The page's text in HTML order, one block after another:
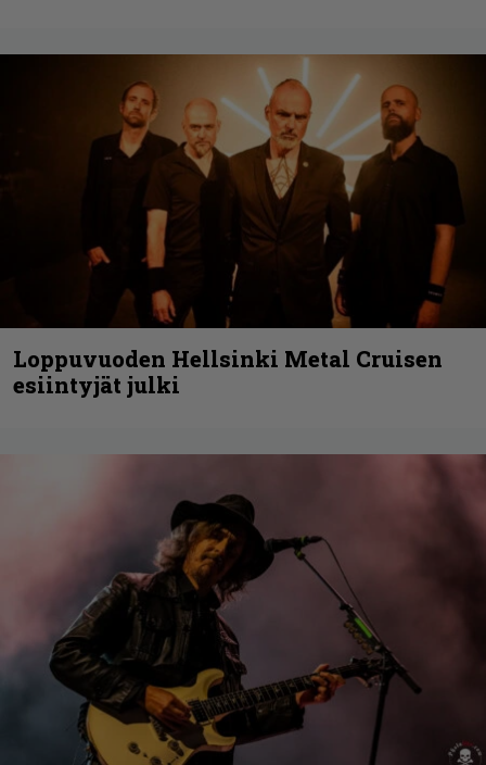
Loppuvuoden Hellsinki Metal Cruisen
esiintyjät julki